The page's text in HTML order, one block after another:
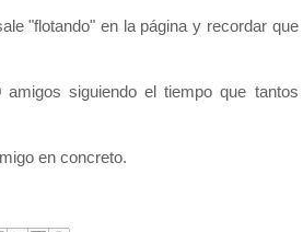
"flotando" en la página y recordar que
siguiendo el tiempo que tantos
en concreto.